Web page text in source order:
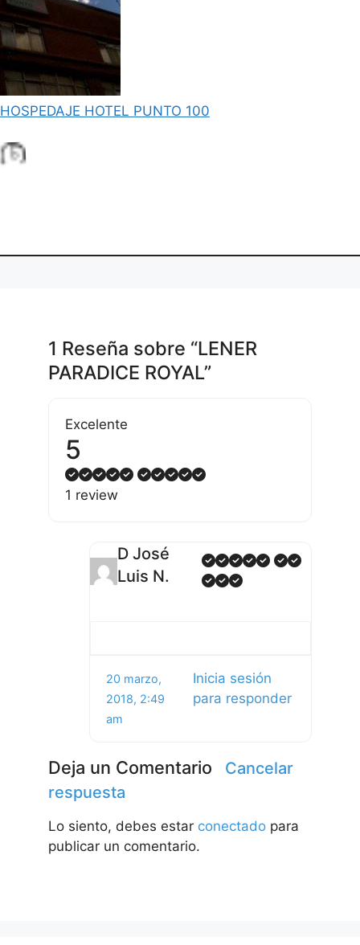
HOSPEDAJE HOTEL PUNTO 100
L
o
a
di
n
g
.
.
.
1 Reseña sobre “LENER
PARADICE ROYAL”
Excelente
5
1 review
D José
Luis N.
20 marzo,
2018, 2:49
am
Inicia sesión
para responder
Deja un Comentario
Cancelar
respuesta
Lo siento, debes estar conectado para
publicar un comentario.